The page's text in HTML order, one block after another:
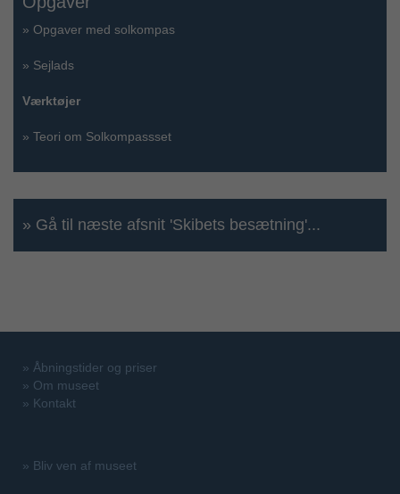
» Opgaver med solkompas
» Sejlads
Værktøjer
» Teori om Solkompassset
» Gå til næste afsnit 'Skibets besætning'...
» Åbningstider og priser
» Om museet
» Kontakt
» Bliv ven af museet